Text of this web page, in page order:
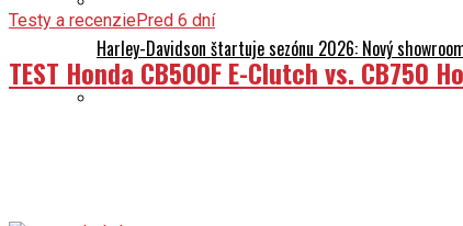
Harley-Davidson štartuje sezónu 2026: Nový
Testy a recenziePred 6 dní
TEST Honda CB500F E-Clutch vs.